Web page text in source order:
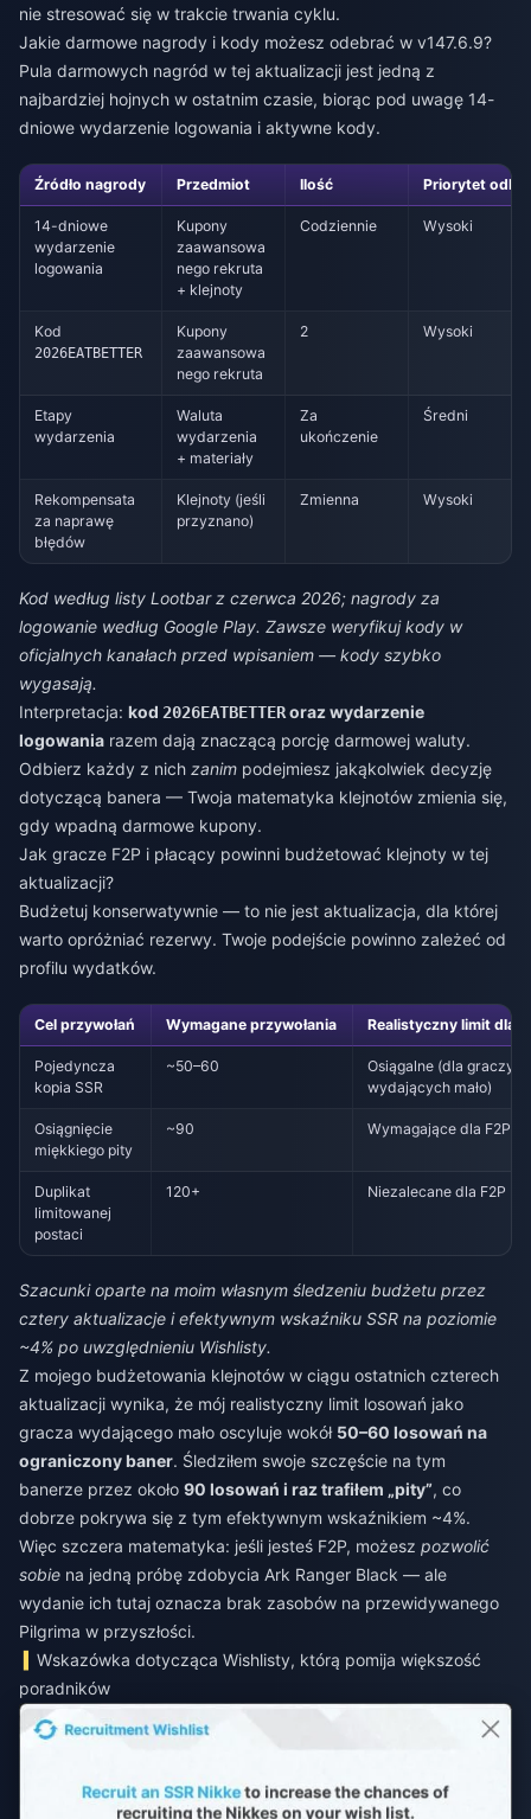
nie stresować się w trakcie trwania cyklu.
Jakie darmowe nagrody i kody możesz odebrać w v147.6.9?
Pula darmowych nagród w tej aktualizacji jest jedną z
najbardziej hojnych w ostatnim czasie, biorąc pod uwagę 14-
dniowe wydarzenie logowania i aktywne kody.
Źródło nagrody Przedmiot Ilość Priorytet
14-dniowe
wydarzenie
logowania
Kupony
zaawansowa
nego rekruta
+ klejnoty
Codziennie Wysoki
Kod
2026EATBETTER
Kupony
zaawansowa
nego rekruta
2 Wysoki
Etapy
wydarzenia
Waluta
wydarzenia
+ materiały
Za
ukończenie
Średni
Rekompensata
za naprawę
błędów
Klejnoty (jeśli
przyznano)
Zmienna Wysoki
Kod według listy Lootbar z czerwca 2026; nagrody za
logowanie według Google Play. Zawsze weryfikuj kody w
oficjalnych kanałach przed wpisaniem — kody szybko
wygasają.
Interpretacja: kod 2026EATBETTERoraz wydarzenie
logowania razem dają znaczącą porcję darmowej waluty.
Odbierz każdy z nich zanim podejmiesz jakąkolwiek decyzję
dotyczącą banera — Twoja matematyka klejnotów zmienia się,
gdy wpadną darmowe kupony.
Jak gracze F2P i płacący powinni budżetować klejnoty w tej
aktualizacji?
Budżetuj konserwatywnie — to nie jest aktualizacja, dla której
warto opróżniać rezerwy. Twoje podejście powinno zależeć od
profilu wydatków.
Cel przywołań Wymagane przywołania Realistyczny limit dla
Pojedyncza
kopia SSR
~50–60
Osiągalne (dla graczy
wydających mało)
Osiągnięcie
miękkiego pity
~90 Wymagające dla F2P
Duplikat
limitowanej
postaci
120+ Niezalecane dla F2P
Szacunki oparte na moim własnym śledzeniu budżetu przez
cztery aktualizacje i efektywnym wskaźniku SSR na poziomie
~4% po uwzględnieniu Wishlisty.
Z mojego budżetowania klejnotów w ciągu ostatnich czterech
aktualizacji wynika, że mój realistyczny limit losowań jako
gracza wydającego mało oscyluje wokół 50–60 losowań na
ograniczony baner. Śledziłem swoje szczęście na tym
banerze przez około 90 losowań i raz trafiłem „pity”, co
dobrze pokrywa się z tym efektywnym wskaźnikiem ~4%.
Więc szczera matematyka: jeśli jesteś F2P, możesz pozwolić
sobie na jedną próbę zdobycia Ark Ranger Black — ale
wydanie ich tutaj oznacza brak zasobów na przewidywanego
Pilgrima w przyszłości.
Wskazówka dotycząca Wishlisty, którą pomija większość
poradników